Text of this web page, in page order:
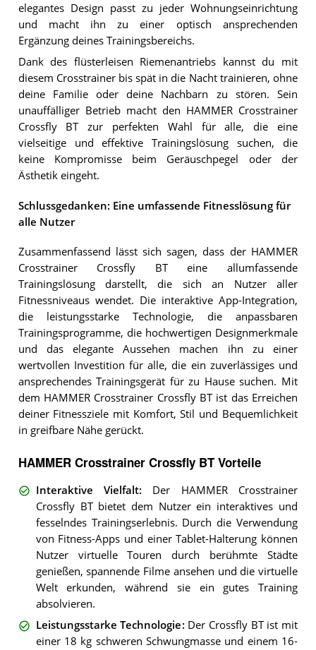
elegantes Design passt zu jeder Wohnungseinrichtung
und macht ihn zu einer optisch ansprechenden
Ergänzung deines Trainingsbereichs.
Dank des flüsterleisen Riemenantriebs kannst du mit
diesem Crosstrainer bis spät in die Nacht trainieren, ohne
deine Familie oder deine Nachbarn zu stören. Sein
unauffälliger Betrieb macht den HAMMER Crosstrainer
Crossfly BT zur perfekten Wahl für alle, die eine
vielseitige und effektive Trainingslösung suchen, die
keine Kompromisse beim Geräuschpegel oder der
Ästhetik eingeht.
Schlussgedanken: Eine umfassende Fitnesslösung für
alle Nutzer
Zusammenfassend lässt sich sagen, dass der HAMMER
Crosstrainer Crossfly BT eine allumfassende
Trainingslösung darstellt, die sich an Nutzer aller
Fitnessniveaus wendet. Die interaktive App-Integration,
die leistungsstarke Technologie, die anpassbaren
Trainingsprogramme, die hochwertigen Designmerkmale
und das elegante Aussehen machen ihn zu einer
wertvollen Investition für alle, die ein zuverlässiges und
ansprechendes Trainingsgerät für zu Hause suchen. Mit
dem HAMMER Crosstrainer Crossfly BT ist das Erreichen
deiner Fitnessziele mit Komfort, Stil und Bequemlichkeit
in greifbare Nähe gerückt.
HAMMER Crosstrainer Crossfly BT Vorteile
Interaktive Vielfalt: Der HAMMER Crosstrainer
Crossfly BT bietet dem Nutzer ein interaktives und
fesselndes Trainingserlebnis. Durch die Verwendung
von Fitness-Apps und einer Tablet-Halterung können
Nutzer virtuelle Touren durch berühmte Städte
genießen, spannende Filme ansehen und die virtuelle
Welt erkunden, während sie ein gutes Training
absolvieren.
Leistungsstarke Technologie: Der Crossfly BT ist mit
einer 18 kg schweren Schwungmasse und einem 16-